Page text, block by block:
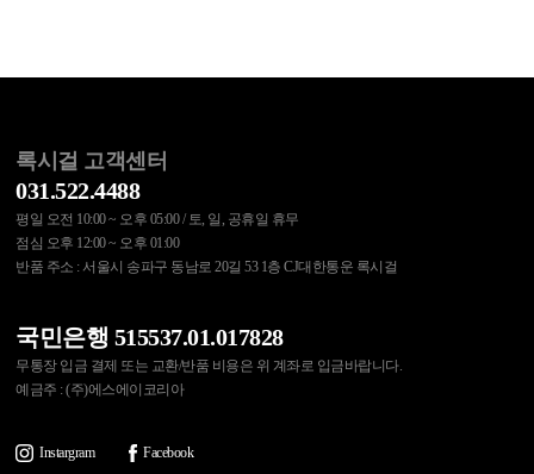
록시걸 고객센터
031.522.4488
평일 오전 10:00 ~ 오후 05:00 / 토, 일, 공휴일 휴무
점심 오후 12:00 ~ 오후 01:00
반품 주소 : 서울시 송파구 동남로 20길 53 1층 CJ대한통운 록시걸
국민은행 515537.01.017828
무통장 입금 결제 또는 교환/반품 비용은 위 계좌로 입금바랍니다.
예금주 : (주)에스에이코리아
Instargram Facebook